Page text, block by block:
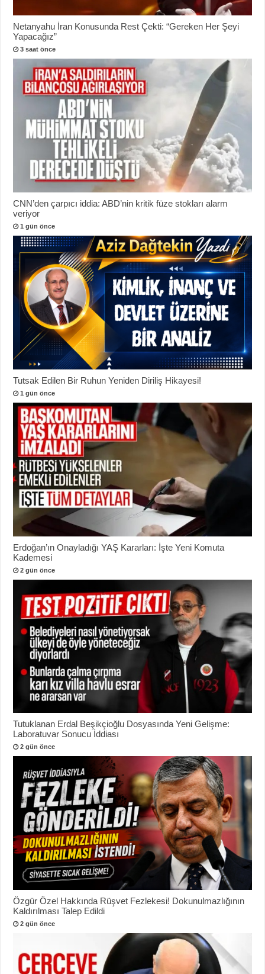
Netanyahu İran Konusunda Rest Çekti: “Gereken Her Şeyi
Yapacağız”
3 saat önce
CNN’den çarpıcı iddia: ABD’nin kritik füze stokları alarm
veriyor
1 gün önce
Tutsak Edilen Bir Ruhun Yeniden Diriliş Hikayesi!
1 gün önce
Erdoğan’ın Onayladığı YAŞ Kararları: İşte Yeni Komuta
Kademesi
2 gün önce
Tutuklanan Erdal Beşikçioğlu Dosyasında Yeni Gelişme:
Laboratuvar Sonucu İddiası
2 gün önce
Özgür Özel Hakkında Rüşvet Fezlekesi! Dokunulmazlığının
Kaldırılması Talep Edildi
2 gün önce